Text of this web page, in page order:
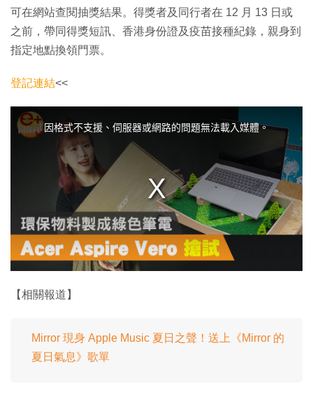
可在網站查閱抽獎結果。得獎者及同行者在 12 月 13 日或
之前，帶同得獎短訊、香港身份證及疫苗接種紀錄，親身到
指定地點換領門票。
登記連結<<
.
因格式不支援、伺服器或網路的問題無法載入媒體。
【相關報道】
Mirror 現身 Apple Music 夏日之聲！送上《Mirror 的
夏日氣息》歌單